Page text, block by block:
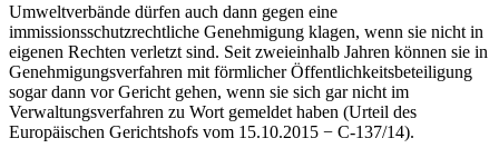
Umweltverbände dürfen auch dann gegen eine
immissionsschutzrechtliche Genehmigung klagen, wenn sie nicht in
eigenen Rechten verletzt sind. Seit zweieinhalb Jahren können sie in
Genehmigungsverfahren mit förmlicher Öffentlichkeitsbeteiligung
sogar dann vor Gericht gehen, wenn sie sich gar nicht im
Verwaltungsverfahren zu Wort gemeldet haben (Urteil des
Europäischen Gerichtshofs vom 15.10.2015 − C-137/14).